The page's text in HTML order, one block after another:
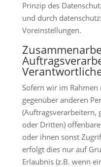
Prinzip des
und durch
Voreinstellungen.
Sofern wir im
gegenüber anderen
(Auftragsverarbeitern,
oder Dritten)
oder ihnen sonst
erfolgt dies nur auf
Erlaubnis (z.B. wenn